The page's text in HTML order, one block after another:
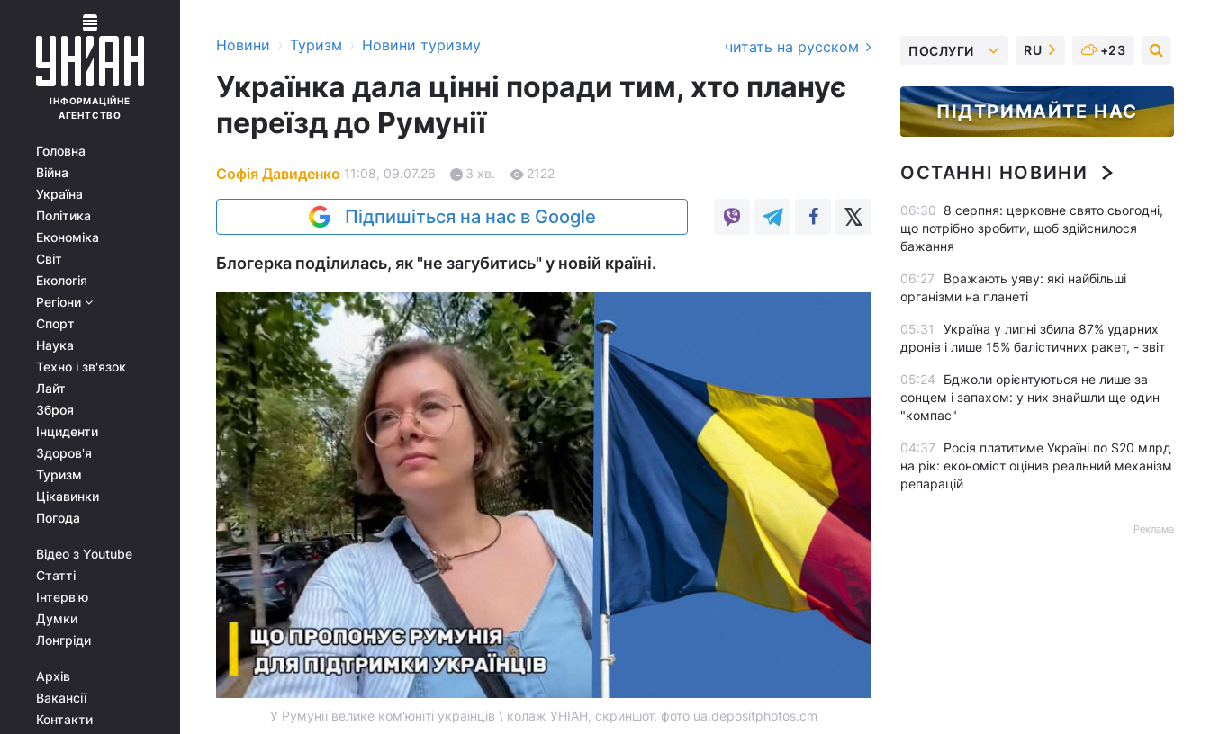
ІНФОРМАЦІЙНЕ
АГЕНТСТВО
Головна
Війна
Україна
Політика
Економіка
Світ
Екологія
Регіони
Спорт
Наука
Техно і зв'язок
Лайт
Зброя
Інциденти
Здоров'я
Туризм
Цікавинки
Погода
Відео з Youtube
Статті
Інтерв'ю
Думки
Лонгріди
Архів
Вакансії
Контакти
Новини › Туризм › Новини туризму читать на русском
Українка дала цінні поради тим, хто планує
переїзд до Румунії
Софія Давиденко 11:08, 09.07.26 3 хв. 2122
Підпишіться на нас в Google
Блогерка поділилась, як "не загубитись" у новій країні.
У Румунії велике ком'юніті українців \ колаж УНІАН, скриншот, фото ua.depositphotos.cm
ПОСЛУГИ RU +23
ПІДТРИМАЙТЕ НАС
ОСТАННІ НОВИНИ
06:30 8 серпня: церковне свято сьогодні,
що потрібно зробити, щоб здійснилося
бажання
06:27
Вражають уяву: які найбільші
організми на планеті
05:31
Україна у липні збила 87% ударних
дронів і лише 15% балістичних ракет, - звіт
05:24
Бджоли орієнтуються не лише за
сонцем і запахом: у них знайшли ще один
"компас"
04:37
Росія платитиме Україні по $20 млрд
на рік: економіст оцінив реальний механізм
репарацій
Реклама